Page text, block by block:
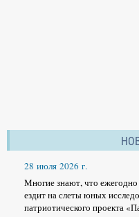
28 июля 2026 г.
Многие знают, что
ездит на слеты юных
патриотического проекта